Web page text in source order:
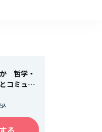
哲学・
コミュニ